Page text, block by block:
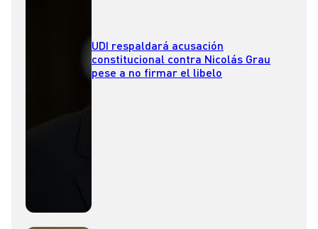
UDI respaldará acusación
constitucional contra Nicolás Grau
pese a no firmar el libelo